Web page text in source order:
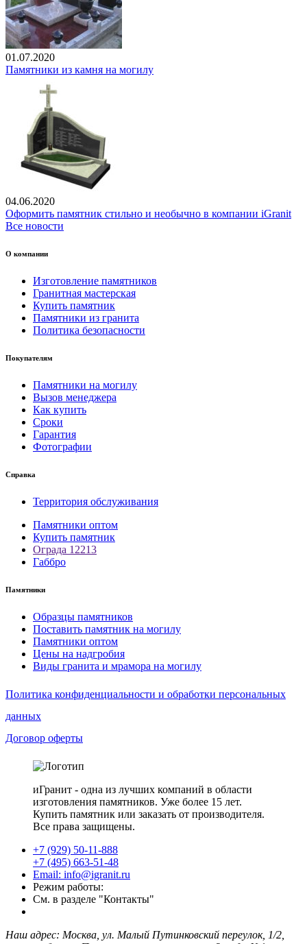
01.07.2020
Памятники из камня на могилу
04.06.2020
Оформить памятник стильно и необычно в компании iGranit
Все новости
О компании
Изготовление памятников
Гранитная мастерская
Купить памятник
Памятники из гранита
Политика безопасности
Покупателям
Памятники на могилу
Вызов менеджера
Как купить
Сроки
Гарантия
Фотографии
Справка
Территория обслуживания
Памятники оптом
Купить памятник
Ограда 12213
Габбро
Памятники
Образцы памятников
Поставить памятник на могилу
Памятники оптом
Цены на надгробия
Виды гранита и мрамора на могилу
Политика конфиденциальности и обработки персональных
данных
Договор оферты
иГранит - одна из лучших компаний в области
изготовления памятников. Уже более 15 лет.
Купить памятник или заказать от производителя.
Все права защищены.
+7 (929) 50-11-888
+7 (495) 663-51-48
Email: info@igranit.ru
Режим работы:
См. в разделе "Контакты"
Наш адрес: Москва, ул. Малый Путинковский переулок, 1/2,